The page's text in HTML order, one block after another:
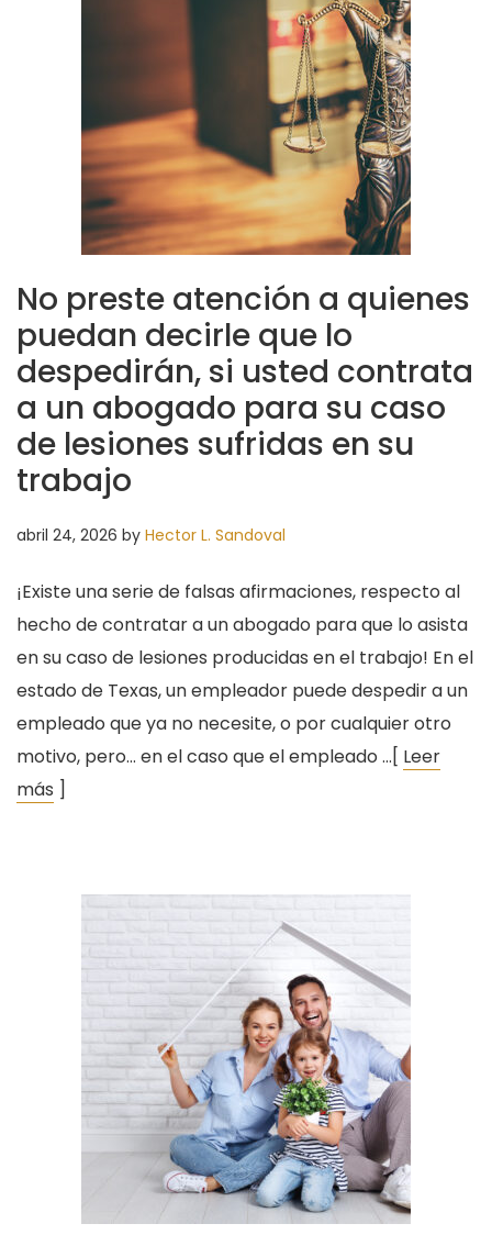
No preste atención a quienes
puedan decirle que lo
despedirán, si usted contrata
a un abogado para su caso
de lesiones sufridas en su
trabajo
abril 24, 2026 by Hector L. Sandoval
¡Existe una serie de falsas afirmaciones, respecto al
hecho de contratar a un abogado para que lo asista
en su caso de lesiones producidas en el trabajo! En el
estado de Texas, un empleador puede despedir a un
empleado que ya no necesite, o por cualquier otro
motivo, pero… en el caso que el empleado …[ Leer
más ]